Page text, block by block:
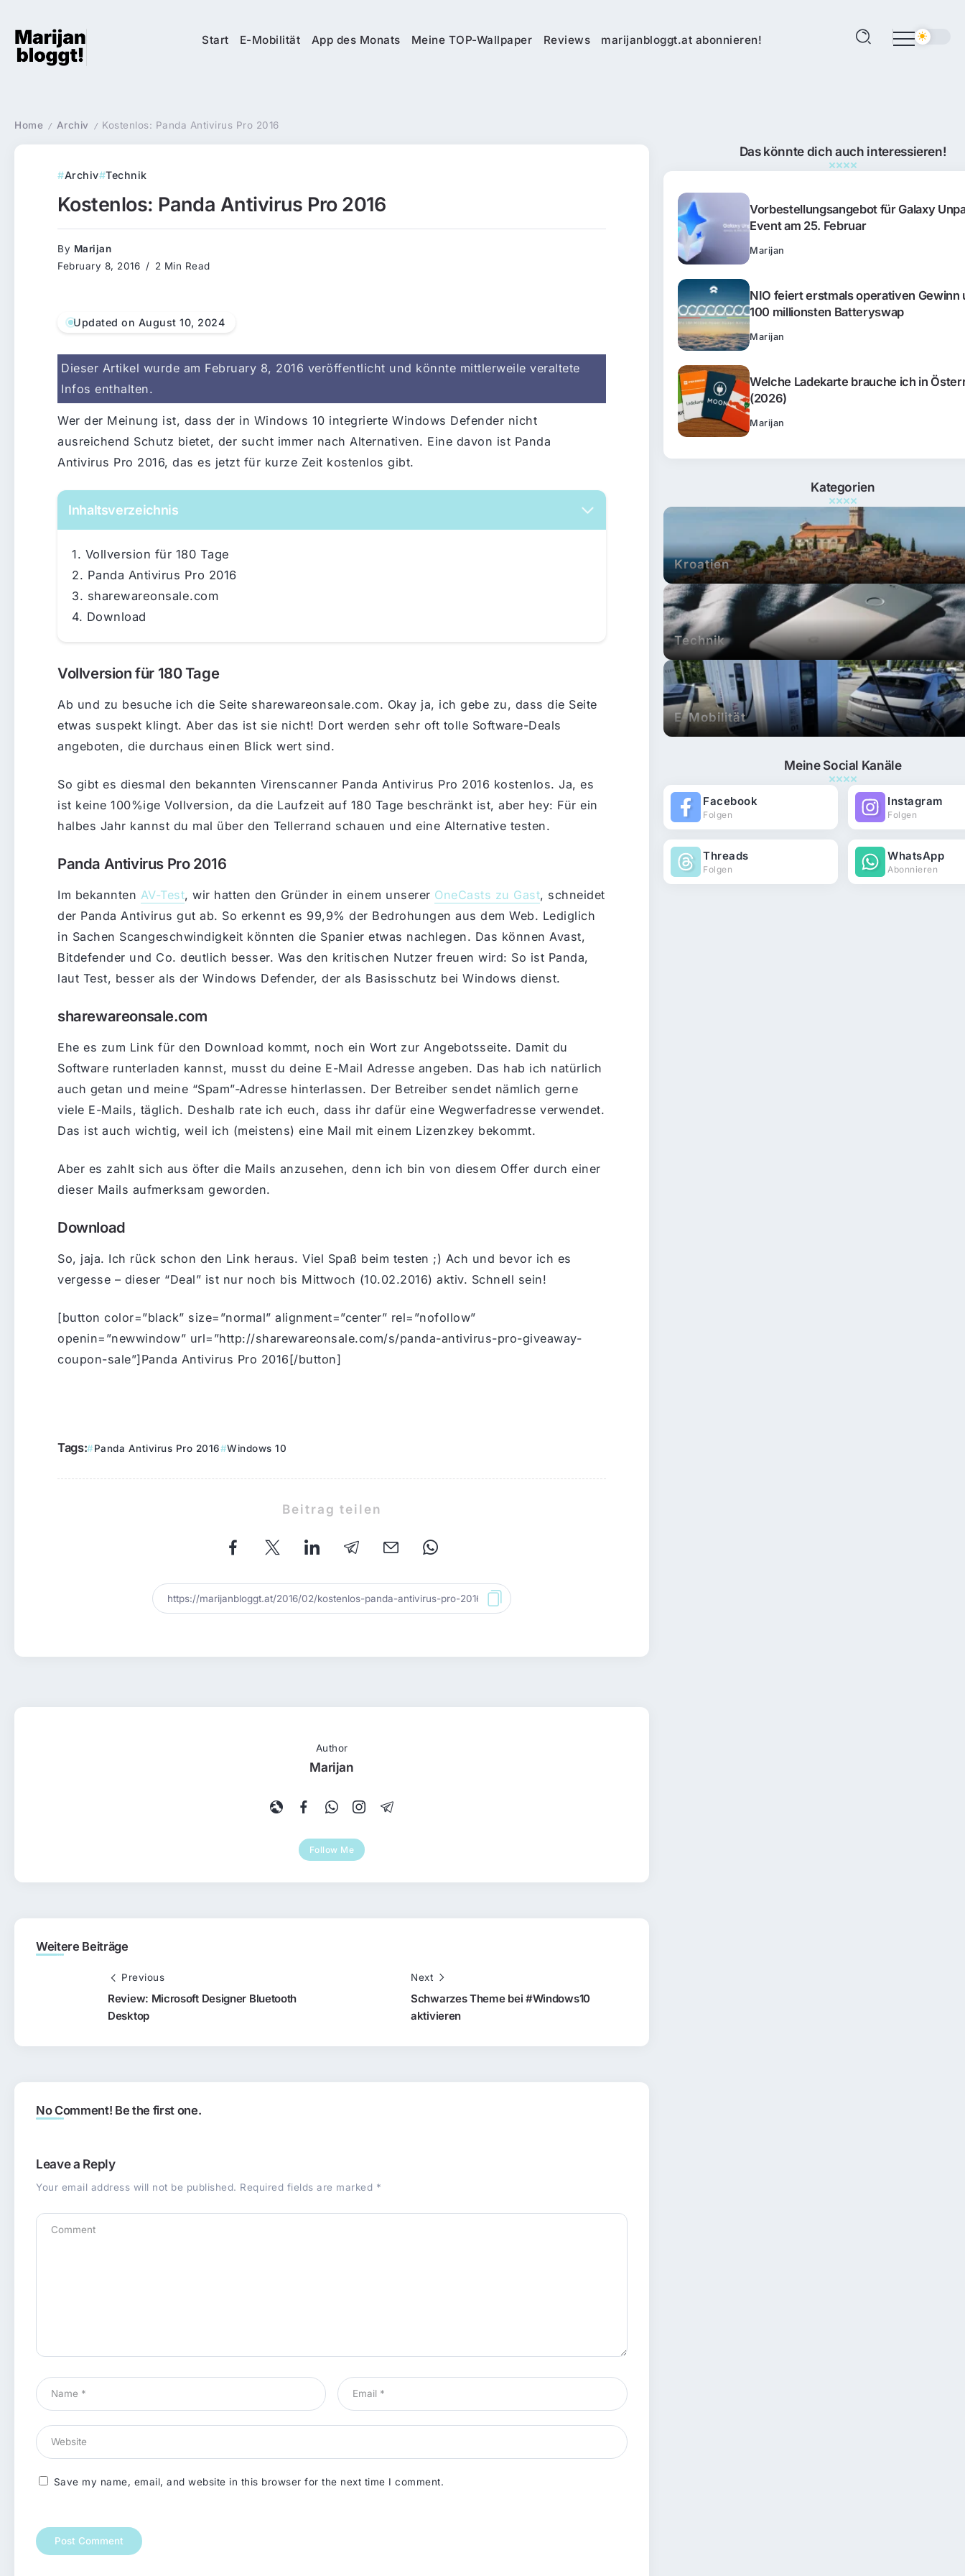
Start E-Mobilität App des Monats Meine TOP-Wallpaper Reviews marijanbloggt.at abonnieren!
Home / Archiv / Kostenlos: Panda Antivirus Pro 2016
Archiv Technik
Kostenlos: Panda Antivirus Pro 2016
By Marijan
February 8, 2016
2 Min Read
Updated on August 10, 2024
Dieser Artikel wurde am February 8, 2016 veröffentlicht und könnte mittlerweile veraltete
Infos enthalten.
Wer der Meinung ist, dass der in Windows 10 integrierte Windows Defender nicht
ausreichend Schutz bietet, der sucht immer nach Alternativen. Eine davon ist Panda
Antivirus Pro 2016, das es jetzt für kurze Zeit kostenlos gibt.
Inhaltsverzeichnis
Vollversion für 180 Tage
Panda Antivirus Pro 2016
sharewareonsale.com
Download
Vollversion für 180 Tage
Ab und zu besuche ich die Seite sharewareonsale.com. Okay ja, ich gebe zu, dass die Seite
etwas suspekt klingt. Aber das ist sie nicht! Dort werden sehr oft tolle Software-Deals
angeboten, die durchaus einen Blick wert sind.
So gibt es diesmal den bekannten Virenscanner Panda Antivirus Pro 2016 kostenlos. Ja, es
ist keine 100%ige Vollversion, da die Laufzeit auf 180 Tage beschränkt ist, aber hey: Für ein
halbes Jahr kannst du mal über den Tellerrand schauen und eine Alternative testen.
Panda Antivirus Pro 2016
Im bekannten AV-Test, wir hatten den Gründer in einem unserer OneCasts zu Gast, schneidet
der Panda Antivirus gut ab. So erkennt es 99,9% der Bedrohungen aus dem Web. Lediglich
in Sachen Scangeschwindigkeit könnten die Spanier etwas nachlegen. Das können Avast,
Bitdefender und Co. deutlich besser. Was den kritischen Nutzer freuen wird: So ist Panda,
laut Test, besser als der Windows Defender, der als Basisschutz bei Windows dienst.
sharewareonsale.com
Ehe es zum Link für den Download kommt, noch ein Wort zur Angebotsseite. Damit du
Software runterladen kannst, musst du deine E-Mail Adresse angeben. Das hab ich natürlich
auch getan und meine “Spam”-Adresse hinterlassen. Der Betreiber sendet nämlich gerne
viele E-Mails, täglich. Deshalb rate ich euch, dass ihr dafür eine Wegwerfadresse verwendet.
Das ist auch wichtig, weil ich (meistens) eine Mail mit einem Lizenzkey bekommt.
Aber es zahlt sich aus öfter die Mails anzusehen, denn ich bin von diesem Offer durch einer
dieser Mails aufmerksam geworden.
Download
So, jaja. Ich rück schon den Link heraus. Viel Spaß beim testen ;) Ach und bevor ich es
vergesse – dieser “Deal” ist nur noch bis Mittwoch (10.02.2016) aktiv. Schnell sein!
[button color=”black” size=”normal” alignment=”center” rel=”nofollow”
openin=”newwindow” url=”http://sharewareonsale.com/s/panda-antivirus-pro-giveaway-
coupon-sale”]Panda Antivirus Pro 2016[/button]
Tags: Panda Antivirus Pro 2016 Windows 10
Beitrag teilen
Author
Marijan
Follow Me
Weitere Beiträge
Previous
Review: Microsoft Designer Bluetooth
Desktop
Next
Schwarzes Theme bei #Windows10
aktivieren
No Comment! Be the first one.
Leave a Reply
Your email address will not be published. Required fields are marked *
Save my name, email, and website in this browser for the next time I comment.
Das könnte dich auch interessieren!
Vorbestellungsangebot für Galaxy
Event am 25. Februar
Marijan
NIO feiert erstmals operativen Gewinn
100 millionsten Batteryswap
Marijan
Welche Ladekarte brauche ich in
(2026)
Marijan
Kategorien
Kroatien
Technik
E-Mobilität
Meine Social Kanäle
Facebook
Folgen
Instagram
Folgen
Threads
Folgen
WhatsApp
Abonnieren